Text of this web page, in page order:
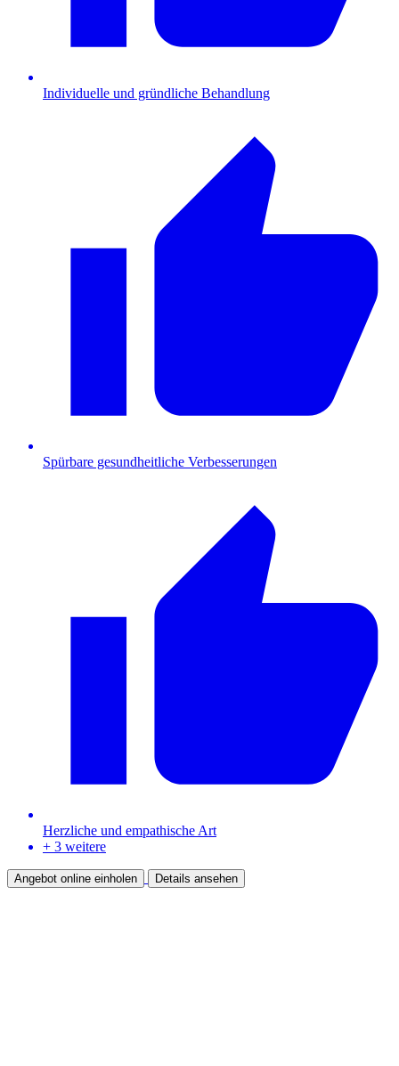
Individuelle und gründliche Behandlung
Spürbare gesundheitliche Verbesserungen
Herzliche und empathische Art
+ 3 weitere
Angebot online einholen Details ansehen